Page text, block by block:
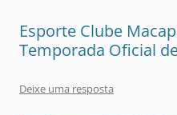
Esporte Clube
Temporada Oficial
Deixe uma resposta